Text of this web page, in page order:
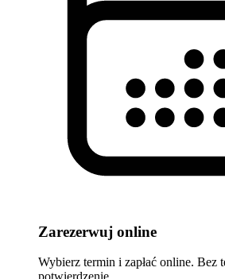
Zarezerwuj online
Wybierz termin i zapłać online. Bez